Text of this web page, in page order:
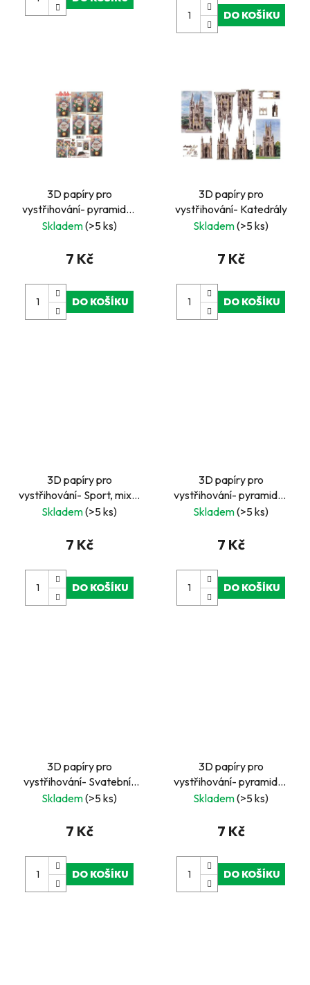
DO KOŠÍKU
3D papíry pro
vystřihování- pyramida-
květiny ve váze
Skladem(>5 ks)
7 Kč
DO KOŠÍKU
3D papíry pro
vystřihování- Katedrály
Skladem(>5 ks)
7 Kč
DO KOŠÍKU
3D papíry pro
vystřihování- Sport, mix 9
mini obrázků
Skladem(>5 ks)
7 Kč
DO KOŠÍKU
3D papíry pro
vystřihování- pyramida-
čtvercové- narozeniny-
Skladem(>5 ks)
7 Kč
DO KOŠÍKU
3D papíry pro
vystřihování- Svatební-
nevěsta
Skladem(>5 ks)
7 Kč
DO KOŠÍKU
3D papíry pro
vystřihování- pyramida-
čtvercové- narozeniny-
Skladem(>5 ks)
7 Kč
DO KOŠÍKU